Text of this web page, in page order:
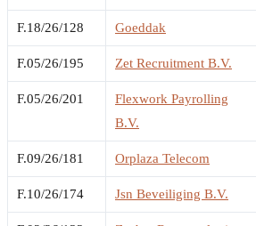
F.18/26/128 Goeddak
F.05/26/195 Zet Recruitment B.V.
F.05/26/201
Flexwork Payrolling
B.V.
F.09/26/181 Orplaza Telecom
F.10/26/174 Jsn Beveiliging B.V.